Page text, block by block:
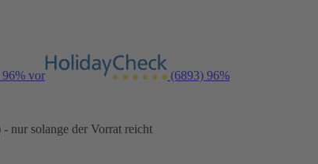
96% vor (6893) 96%
nur solange der Vorrat reicht